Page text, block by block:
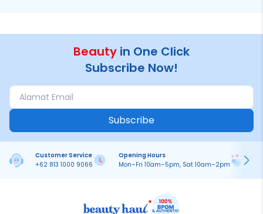
Beauty in One Click
Subscribe Now!
Subscribe
Customer Service
+62 813 1000 9066
Opening Hours
Mon–Fri 10am–5pm, Sat 10am–2pm